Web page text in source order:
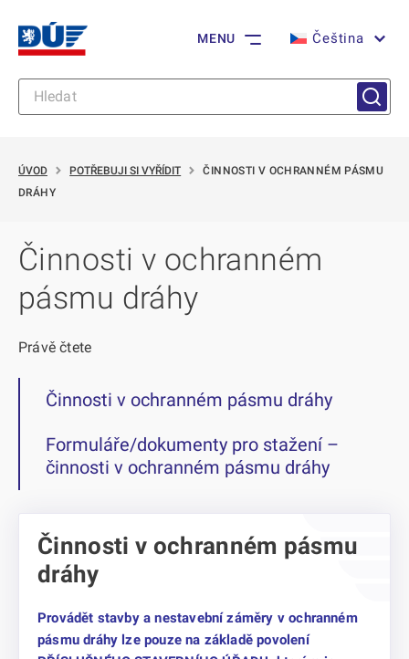
MENU Čeština
ÚVOD POTŘEBUJI SI VYŘÍDIT
ČINNOSTI V OCHRANNÉM PÁSMU
DRÁHY
Činnosti v ochranném
pásmu dráhy
Činnosti v ochranném pásmu
dráhy
Provádět stavby a nestavební záměry v ochranném
pásmu dráhy lze pouze na základě povolení
Právě čtete
Činnosti v ochranném pásmu dráhy
Formuláře/dokumenty pro stažení –
činnosti v ochranném pásmu dráhy